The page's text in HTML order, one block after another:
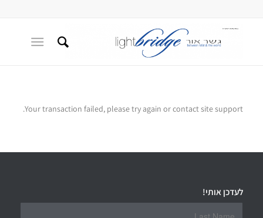
Your transaction failed, please try again or contact site support.
לעדכן אותי!